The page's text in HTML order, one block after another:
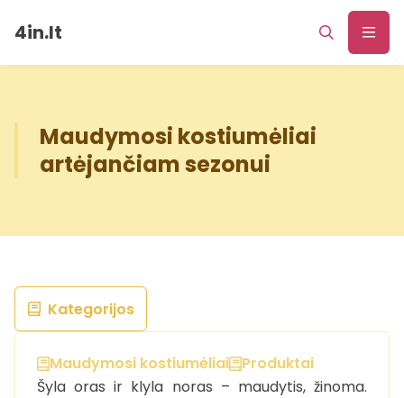
4in.lt
Maudymosi kostiumėliai
artėjančiam sezonui
Maudymosi kostiumėliai
Produktai
Šyla oras ir klyla noras – maudytis, žinoma.
Kategorijos